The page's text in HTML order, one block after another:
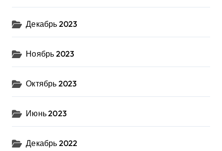
Декабрь 2023
Ноябрь 2023
Октябрь 2023
Июнь 2023
Декабрь 2022